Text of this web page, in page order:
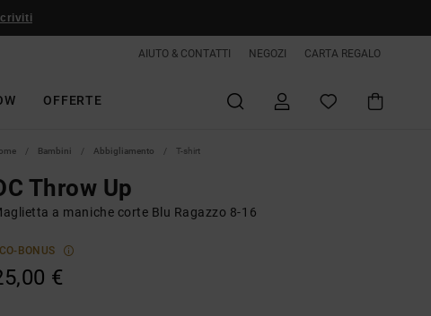
AIUTO & CONTATTI NEGOZI CARTA REGALO
OFFERTE
Bambini Abbigliamento T-shirt
Throw Up
a maniche corte Blu Ragazzo 8-16
BONUS
€